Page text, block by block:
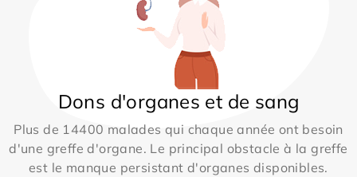
Dons d'organes et de sang
Plus de 14400 malades qui chaque année ont besoin
d'une greffe d'organe. Le principal obstacle à la greffe
est le manque persistant d'organes disponibles.